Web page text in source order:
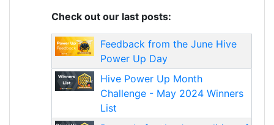
Check out our last posts:
Feedback from the June Hive
Power Up Day
Hive Power Up Month
Challenge - May 2024 Winners
List